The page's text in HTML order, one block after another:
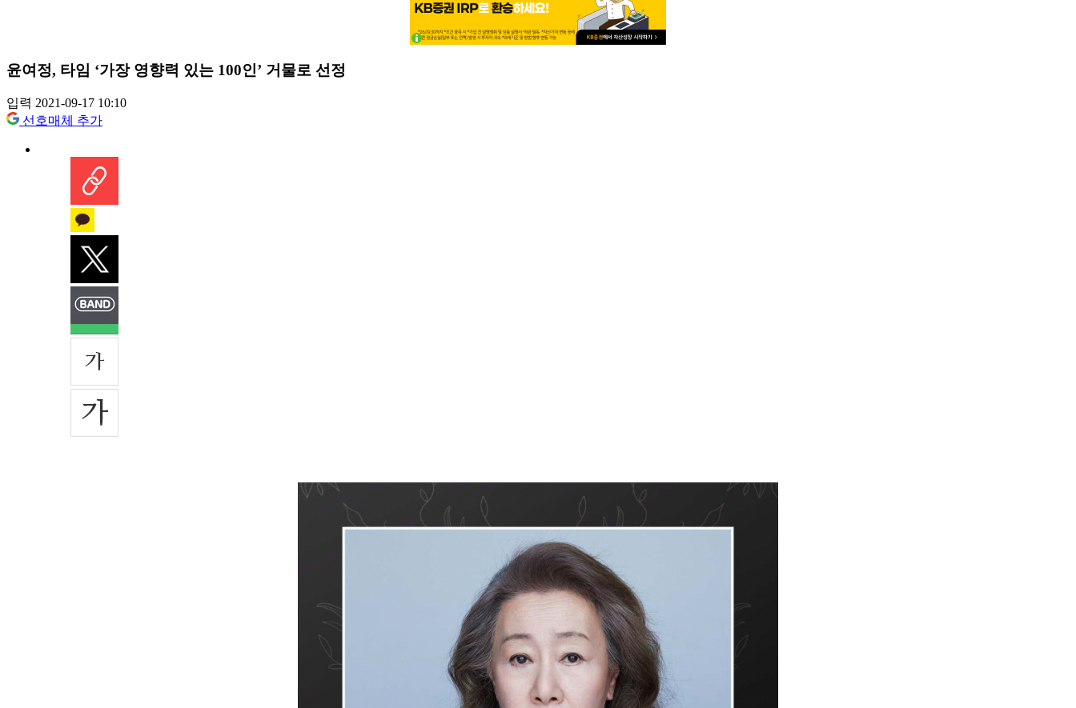
윤여정, 타임 ‘가장 영향력 있는 100인’ 거물로 선정
입력 2021-09-17 10:10
선호매체 추가